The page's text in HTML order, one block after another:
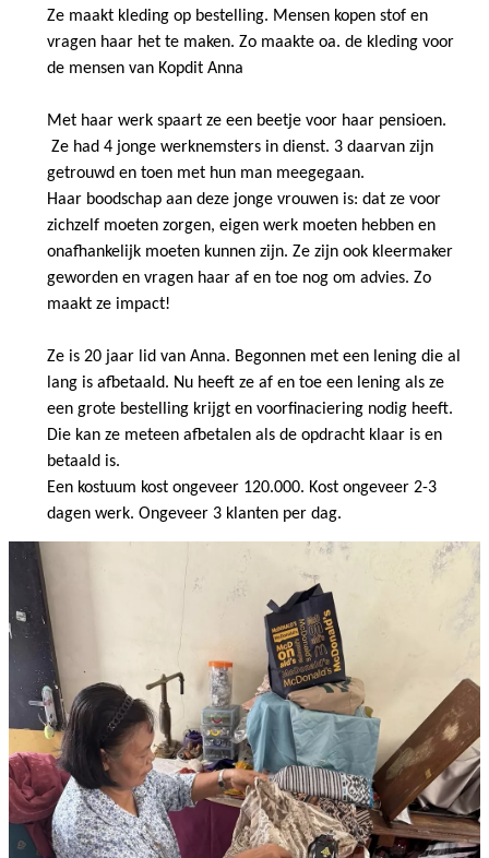
Ze maakt kleding op bestelling. Mensen kopen stof en
vragen haar het te maken. Zo maakte oa. de kleding voor
de mensen van Kopdit Anna
Met haar werk spaart ze een beetje voor haar pensioen.
Ze had 4 jonge werknemsters in dienst. 3 daarvan zijn
getrouwd en toen met hun man meegegaan.
Haar boodschap aan deze jonge vrouwen is: dat ze voor
zichzelf moeten zorgen, eigen werk moeten hebben en
onafhankelijk moeten kunnen zijn. Ze zijn ook kleermaker
geworden en vragen haar af en toe nog om advies. Zo
maakt ze impact!
Ze is 20 jaar lid van Anna. Begonnen met een lening die al
lang is afbetaald. Nu heeft ze af en toe een lening als ze
een grote bestelling krijgt en voorfinaciering nodig heeft.
Die kan ze meteen afbetalen als de opdracht klaar is en
betaald is.
Een kostuum kost ongeveer 120.000. Kost ongeveer 2-3
dagen werk. Ongeveer 3 klanten per dag.